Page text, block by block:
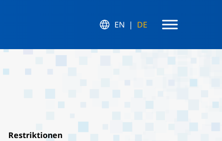
EN DE
Restriktionen